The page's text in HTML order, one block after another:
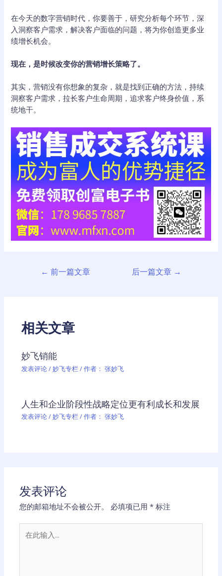
在今天的数字营销时代，你要善于，研究分析每个环节，深
入洞察客户需求，解决客户面临的问题，将为你创造更多业
绩增长机会。
现在，是时候改变你的营销增长策略了。
其实，营销没有你想象的复杂，就是找到正确的方法，持续
洞察客户需求，拉长客户生命周期，追求客户终身价值，系
统地干。
← 前一篇文章 后一篇文章 →
相关文章
妙飞销能
发表评论/妙飞专栏/ 作者： 张妙飞
人生和企业阶段性战略定位更有利成长和发展
发表评论/妙飞专栏/ 作者： 张妙飞
发表评论
您的邮箱地址不会被公开。 必填项已用* 标注
此